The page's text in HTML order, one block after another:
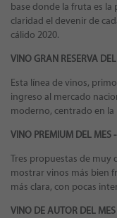
base donde la fruta es la
claridad el devenir de
cálido 2020.
VINO GRAN RESERVA
Esta línea de vinos,
ingreso al mercado
moderno, centrado en la
VINO PREMIUM DEL MES
Tres propuestas de muy
mostrar vinos más bien
más clara, con pocas
VINO DE AUTOR DEL